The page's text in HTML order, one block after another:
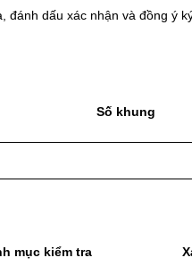
đánh dấu xác nhận và đồng
Số khung
mục kiểm tra